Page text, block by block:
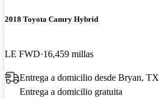
2018 Toyota Camry Hybrid
LE FWD 16,459 millas
Entrega a domicilio desde Bryan, TX
Entrega a domicilio gratuita